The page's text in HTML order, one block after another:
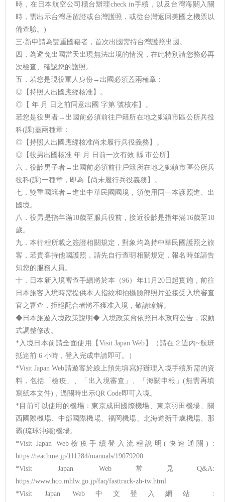
時，在日本航空公司櫃台辦理check in手續，以及台灣海關入關
時，需出示台灣居留證或台灣護照，或從台灣返回美國之機票以
備查驗。)
三‧新申請為雙重國籍者，首次出國需持台灣護照出國。
四．為避免出國當天出現無法出境的情況，在此特別請您務必再
次檢查、確認您的護照。
五．若您是現役軍人身份→出國必須蓋兩種章：
◎【持照人出國應經核准】。
◎【 年 月 日之前同意出國 字第 號核准】。
若您是役男者→出國前必須前往戶籍所在地之鄉鎮市區公所兵役
科(課)蓋兩種章：
◎【持照人出國應經核准尚未履行兵役義務】。
◎【役男出國核准 年 月 日前一次有效 縣 市公所】
六．役齡男子者→出國前必須前往戶籍所在地之鄉鎮市區公所兵
役科(課)一種章，即為【尚未履行兵役義務】。
七．雙重國籍者→進出中華民國國境，須使用同一本護照進、出
國境。
八．役男是指年滿18歲至服兵役前，接近役齡是指年滿16歲至18
歲。
九．本行程所載之簽證相關規定，對象均為持中華民國護照之旅
客，若貴客持他國護照，請先自行查明相關規定，報名時並請告
知您的服務人員。
十．日本新入境審查手續將於本（96）年11月20日起實施，前往
日本旅客入境時需提供本人指紋和拍攝臉部照片並接受入境審查
官之審查，拒絕配合者將不獲准入境，敬請瞭解。
◆日本旅遊入境政策說明◆ 入境政策會依照日本政府公告，滾動
式調整修改。
*入境日本前請全面使用【Visit Japan Web】（請在２週內~航班
抵達前 6 小時，登入完成申請即可。）
*Visit Japan Web請遊客於線上預先填寫好辦理入境手續所需的資
料，包括「檢疫」、「出入境審查」、「海關申報」(無需再填
寫紙本文件)，過關時出示QR Code即可入境。
*目前可以使用的機場：東京成田國際機場、東京羽田機場、關
西國際機場、中部國際機場、福岡機場、北海道新千歲機場、那
霸(琉球沖繩)機場。
*Visit Japan Web檢疫手續登入流程說明(快速通關) :
https://teachme.jp/111284/manuals/19079200
*Visit Japan Web常見Q&A:
https://www.hco.mhlw.go.jp/faq/fasttrack-zh-tw.html
*Visit Japan Web中文登入網站 :